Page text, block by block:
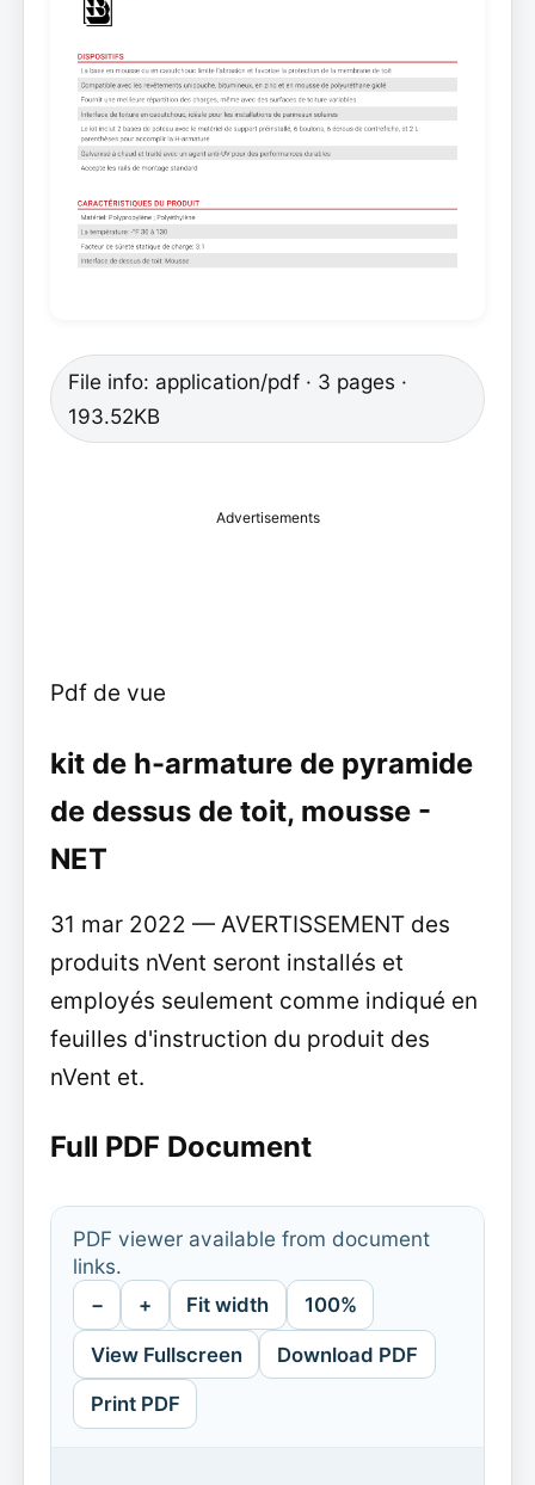
File info: application/pdf · 3 pages ·
193.52KB
Advertisements
Pdf de vue
kit de h-armature de pyramide
de dessus de toit, mousse -
NET
31 mar 2022 — AVERTISSEMENT des
produits nVent seront installés et
employés seulement comme indiqué en
feuilles d'instruction du produit des
nVent et.
Full PDF Document
PDF viewer available from document
links.
− + Fit width 100%
View Fullscreen Download PDF
Print PDF